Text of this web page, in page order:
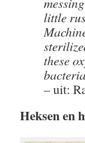
little
these
– uit:
Heksen en